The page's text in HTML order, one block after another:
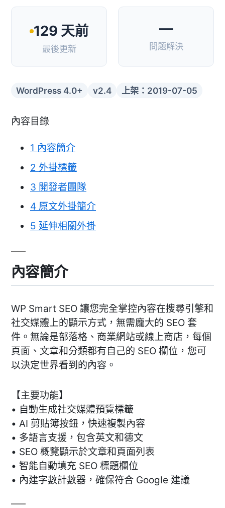
129 天前
最後更新
—
問題解決
WordPress 4.0+ v2.4 上架：2019-07-05
內容目錄
1 內容簡介
2 外掛標籤
3 開發者團隊
4 原文外掛簡介
5 延伸相關外掛
內容簡介
WP Smart SEO 讓您完全掌控內容在搜尋引擎和
社交媒體上的顯示方式，無需龐大的 SEO 套
件。無論是部落格、商業網站或線上商店，每個
頁面、文章和分類都有自己的 SEO 欄位，您可
以決定世界看到的內容。
【主要功能】
• 自動生成社交媒體預覽標籤
• AI 剪貼簿按鈕，快速複製內容
• 多語言支援，包含英文和德文
• SEO 概覽顯示於文章和頁面列表
• 智能自動填充 SEO 標題欄位
• 內建字數計數器，確保符合 Google 建議